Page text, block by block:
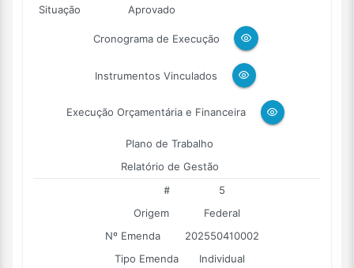
Situação
Aprovado
Cronograma de Execução
Instrumentos Vinculados
Execução Orçamentária e Financeira
Plano de Trabalho
Relatório de Gestão
#
5
Origem
Federal
Nº Emenda
202550410002
Tipo Emenda
Individual